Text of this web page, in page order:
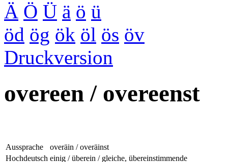
Ä Ö Ü ä ö ü
öd ög ök öl ös öv
Druckversion
overeen / overeenst
Aussprache
overäin / overäinst
Hochdeutsch einig / überein / gleiche, übereinstimmende